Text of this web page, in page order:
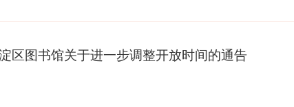
区图书馆关于进一步调整开放时间的通告